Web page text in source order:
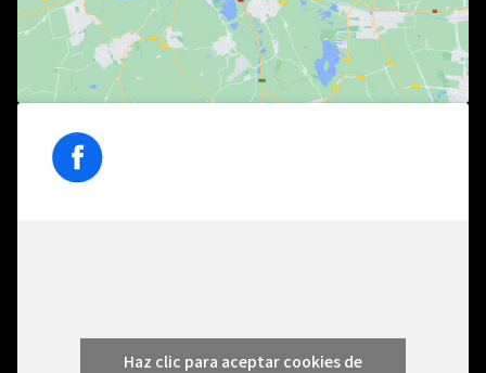
Haz clic para aceptar cookies de